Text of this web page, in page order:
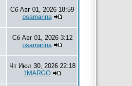
Сб Авг 01, 2026 18:59
osamarina
Сб Авг 01, 2026 3:12
osamarina
Чт Июл 30, 2026 22:18
1MARGO